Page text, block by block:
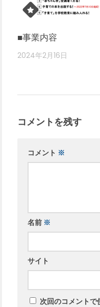
■事業内容
2024年2月16日
コメントを残す
コメント ※
名前 ※
サイト
次回のコメントで